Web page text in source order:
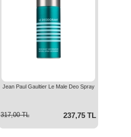
Jean Paul Gaultier Le Male Deo Spray
237,75 TL
317,00 TL